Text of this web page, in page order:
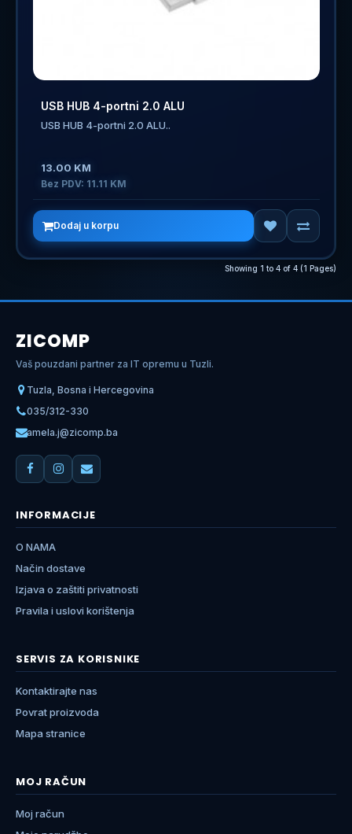
USB HUB 4-portni 2.0 ALU
USB HUB 4-portni 2.0 ALU..
13.00 KM
Bez PDV: 11.11 KM
Dodaj u korpu
Showing 1 to 4 of 4 (1 Pages)
ZICOMP
Vaš pouzdani partner za IT opremu u Tuzli.
Tuzla, Bosna i Hercegovina
035/312-330
amela.j@zicomp.ba
INFORMACIJE
O NAMA
Način dostave
Izjava o zaštiti privatnosti
Pravila i uslovi korištenja
SERVIS ZA KORISNIKE
Kontaktirajte nas
Povrat proizvoda
Mapa stranice
MOJ RAČUN
Moj račun